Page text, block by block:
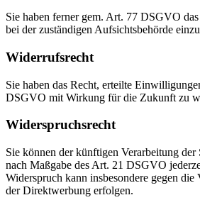
Sie haben ferner gem. Art. 77 DSGVO
bei der zuständigen Aufsichtsbehörde
Widerrufsrecht
Sie haben das Recht, erteilte
DSGVO mit Wirkung für die Zukunft zu
Widerspruchsrecht
Sie können der künftigen Verarbeitung der
nach Maßgabe des Art. 21 DSGVO
Widerspruch kann insbesondere gegen
der Direktwerbung erfolgen.